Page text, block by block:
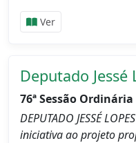
Ver
Deputado Jessé
76ª Sessão
DEPUTADO JESSÉ
iniciativa ao projeto